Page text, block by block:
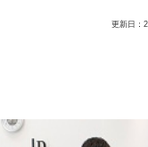
更新日：